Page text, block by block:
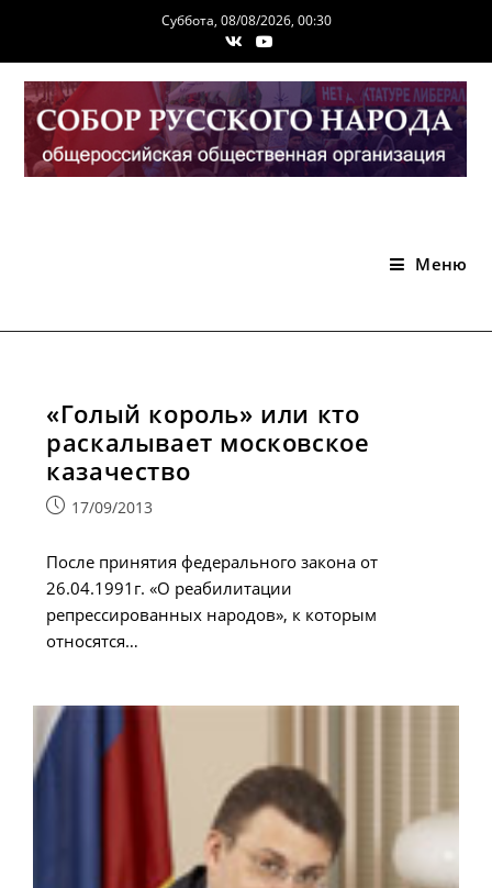
содержимому
Суббота, 08/08/2026, 00:30
Меню
«Голый король» или кто
раскалывает московское
казачество
Запись17/09/2013
После принятия федерального закона от
26.04.1991г. «О реабилитации
репрессированных народов», к которым
относятся…